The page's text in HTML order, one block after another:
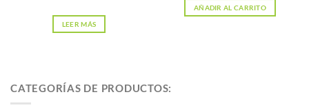
LEER MÁS
AÑADIR AL CARRITO
CATEGORÍAS DE PRODUCTOS: